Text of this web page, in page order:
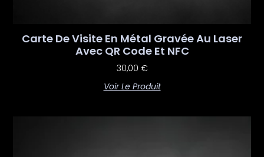
Carte De Visite En Métal Gravée Au Laser
Avec QR Code Et NFC
30,00 €
Voir Le Produit